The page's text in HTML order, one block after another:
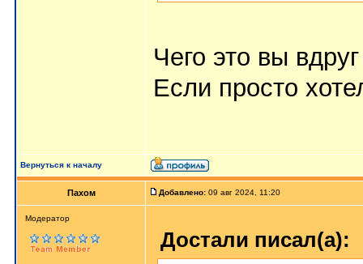
Чего это вы
Если просто
Вернуться к началу
Пахом Добавлено: 09 авг 2024, 11:20
Мoдератор
Достали писал(а):